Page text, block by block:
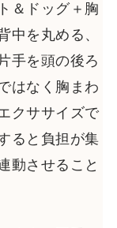
＆ドッグ＋胸
中を丸める、
手を頭の後ろ
はなく胸まわ
クササイズで
ると負担が集
動させること